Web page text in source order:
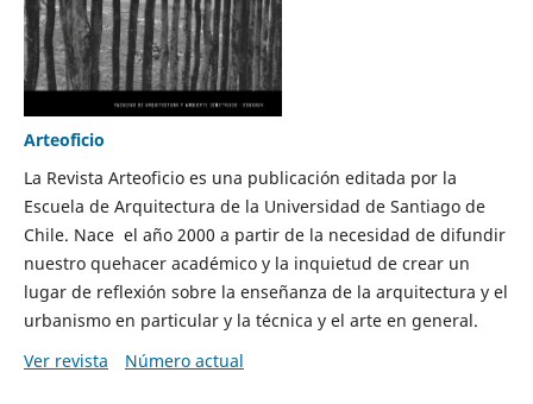
Arteoficio
La Revista Arteoficio es una publicación editada por la
Escuela de Arquitectura de la Universidad de Santiago de
Chile. Nace el año 2000 a partir de la necesidad de difundir
nuestro quehacer académico y la inquietud de crear un
lugar de reflexión sobre la enseñanza de la arquitectura y el
urbanismo en particular y la técnica y el arte en general.
Ver revista
Número actual